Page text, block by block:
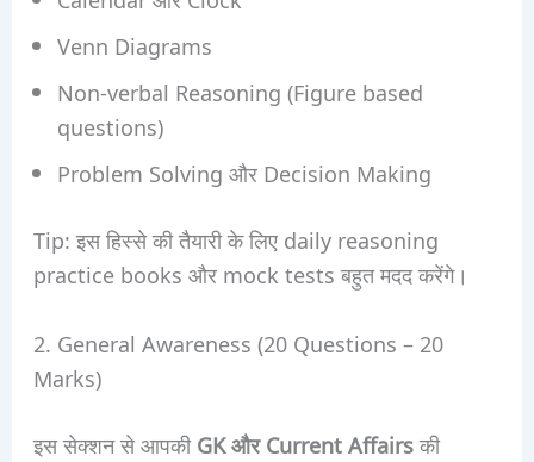
Venn Diagrams
Non-verbal Reasoning (Figure based
questions)
Problem Solving और Decision Making
Tip: इस हिस्से की तैयारी के लिए daily reasoning
practice books और mock tests बहुत मदद करेंगे।
2. General Awareness (20 Questions – 20
Marks)
इस सेक्शन से आपकीGK और Current Affairsकी